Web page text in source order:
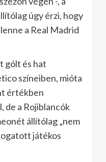
úgy érzi, hogy
a Real Madrid
gólt és hat
színeiben, mióta
értékben
de a Rojiblancók
állítólag „nem
játékos